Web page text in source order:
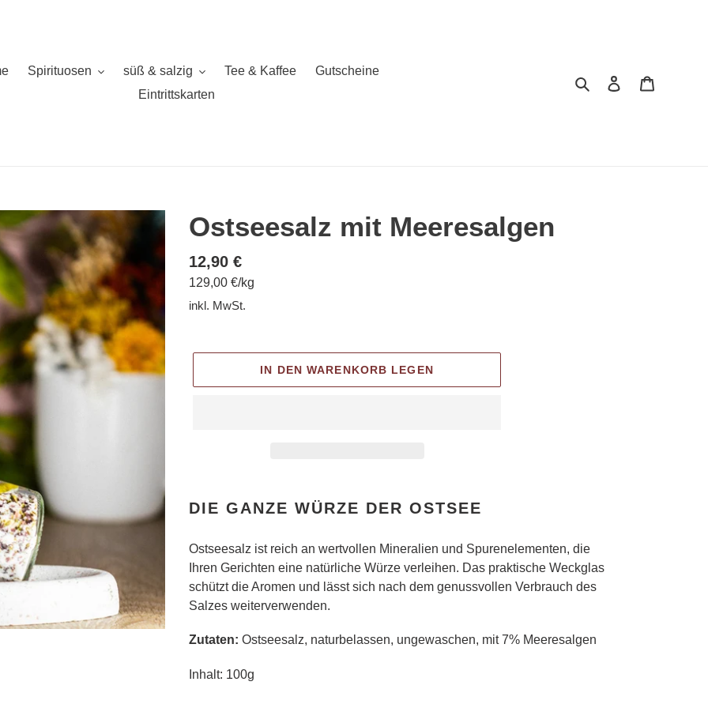
Spirituosen süß & salzig Tee & Kaffee
Gutscheine
Eintrittskarten
SuchenEinloggen
Ostseesalz mit Meeresalgen
Normaler
Preis
12,90 €
Einzelpreis
129,00 €/pro
kg
inkl. MwSt.
IN DEN WARENKORB LEGEN
wird
DIE GANZE WÜRZE DER OSTSEE
Ostseesalz ist reich an wertvollen Mineralien und Spurenelementen, die
Ihren Gerichten eine natürliche Würze verleihen. Das praktische Weckglas
schützt die Aromen und lässt sich nach dem genussvollen Verbrauch des
Salzes weiterverwenden.
Zutaten: Ostseesalz, naturbelassen, ungewaschen, mit 7% Meeresalgen
Inhalt: 100g